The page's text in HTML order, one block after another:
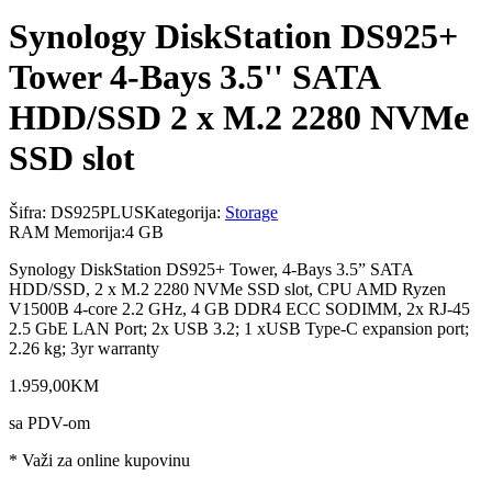
Synology DiskStation DS925+
Tower 4-Bays 3.5'' SATA
HDD/SSD 2 x M.2 2280 NVMe
SSD slot
Šifra: DS925PLUSKategorija: Storage
RAM Memorija:4 GB
Synology DiskStation DS925+ Tower, 4-Bays 3.5” SATA
HDD/SSD, 2 x M.2 2280 NVMe SSD slot, CPU AMD Ryzen
V1500B 4-core 2.2 GHz, 4 GB DDR4 ECC SODIMM, 2x RJ-45
2.5 GbE LAN Port; 2x USB 3.2; 1 xUSB Type-C expansion port;
2.26 kg; 3yr warranty
1.959,00KM
sa PDV-om
* Važi za online kupovinu